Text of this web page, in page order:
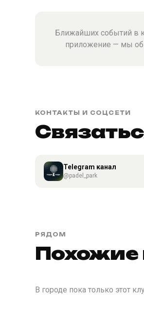
Ближайших событий в
приложение — мы
КОНТАКТЫ И СОЦСЕТИ
Telegram канал
@padel_park
РЯДОМ
Похожие
В городе пока только этот